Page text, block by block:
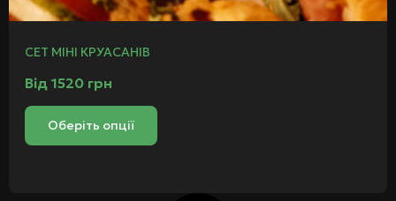
СЕТ МІНІ КРУАСАНІВ
Від 1520 грн
Оберіть опції